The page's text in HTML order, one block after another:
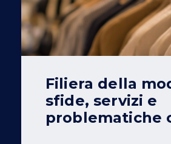
Filiera della
sfide, servizi e
problematiche